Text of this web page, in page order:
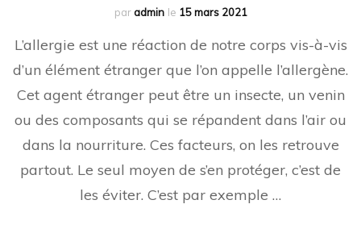
paradmin le 15 mars 2021
L’allergie est une réaction de notre corps vis-à-vis
d’un élément étranger que l’on appelle l’allergène.
Cet agent étranger peut être un insecte, un venin
ou des composants qui se répandent dans l’air ou
dans la nourriture. Ces facteurs, on les retrouve
partout. Le seul moyen de s’en protéger, c’est de
les éviter. C’est par exemple …